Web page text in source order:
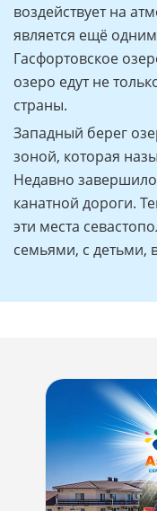
воздействует на
является ещё
Гасфортовское
озеро едут не
страны.
Западный берег
зоной, которая
Недавно
канатной дороги.
эти места
семьями, с